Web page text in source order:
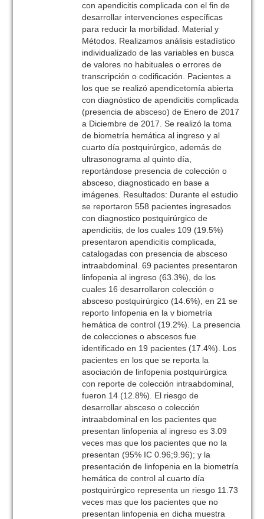
con apendicitis complicada con el fin de
desarrollar intervenciones específicas
para reducir la morbilidad. Material y
Métodos. Realizamos análisis estadístico
individualizado de las variables en busca
de valores no habituales o errores de
transcripción o codificación. Pacientes a
los que se realizó apendicetomía abierta
con diagnóstico de apendicitis complicada
(presencia de absceso) de Enero de 2017
a Diciembre de 2017. Se realizó la toma
de biometría hemática al ingreso y al
cuarto día postquirúrgico, además de
ultrasonograma al quinto día,
reportándose presencia de colección o
absceso, diagnosticado en base a
imágenes. Resultados: Durante el estudio
se reportaron 558 pacientes ingresados
con diagnostico postquirúrgico de
apendicitis, de los cuales 109 (19.5%)
presentaron apendicitis complicada,
catalogadas con presencia de absceso
intraabdominal. 69 pacientes presentaron
linfopenia al ingreso (63.3%), de los
cuales 16 desarrollaron colección o
absceso postquirúrgico (14.6%), en 21 se
reporto linfopenia en la v biometría
hemática de control (19.2%). La presencia
de colecciones o abscesos fue
identificado en 19 pacientes (17.4%). Los
pacientes en los que se reporta la
asociación de linfopenia postquirúrgica
con reporte de colección intraabdominal,
fueron 14 (12.8%). El riesgo de
desarrollar absceso o colección
intraabdominal en los pacientes que
presentan linfopenia al ingreso es 3.09
veces mas que los pacientes que no la
presentan (95% IC 0.96;9.96); y la
presentación de linfopenia en la biometría
hemática de control al cuarto día
postquirúrgico representa un riesgo 11.73
veces mas que los pacientes que no
presentan linfopenia en dicha muestra